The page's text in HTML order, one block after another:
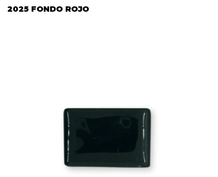
2025 FONDO ROJO